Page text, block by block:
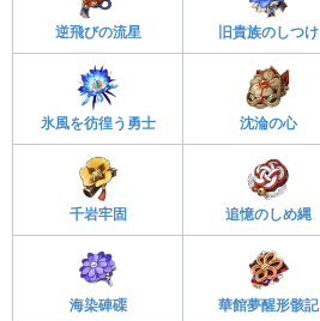
逆飛びの流星 旧貴族のしつけ
氷風を彷徨う勇士 沈淪の心
千岩牢固 追憶のしめ縄
海染硨磲 華館夢醒形骸記